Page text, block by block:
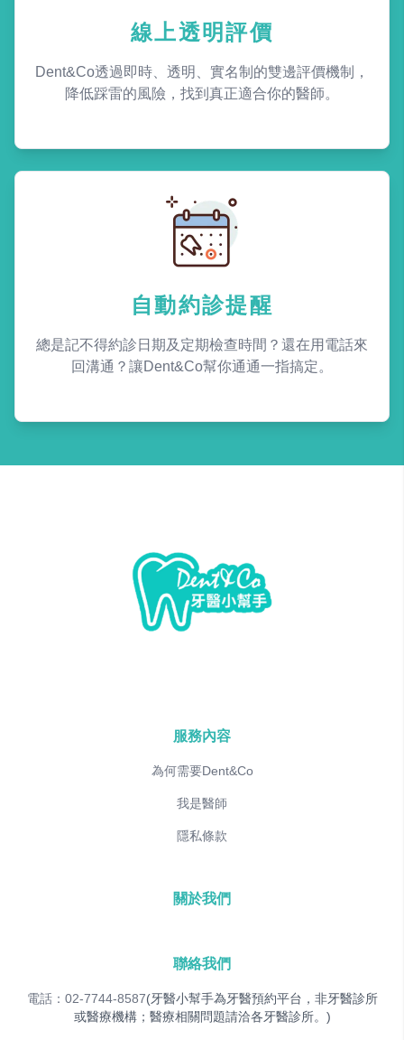
線上透明評價
Dent&Co透過即時、透明、實名制的雙邊評價機制，
降低踩雷的風險，找到真正適合你的醫師。
自動約診提醒
總是記不得約診日期及定期檢查時間？還在用電話來
回溝通？讓Dent&Co幫你通通一指搞定。
服務內容
為何需要Dent&Co
我是醫師
隱私條款
關於我們
聯絡我們
電話：02-7744-8587(牙醫小幫手為牙醫預約平台，非牙醫診所
或醫療機構；醫療相關問題請洽各牙醫診所。)